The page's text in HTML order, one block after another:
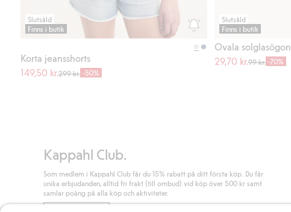
Slutsåld
Finns i butik
Korta jeansshorts
149,50 kr.299 kr. -50%
Slutsåld
Finns i butik
Ovala solglasögon
29,70 kr.99 kr. -70%
Kappahl Club.
Som medlem i Kappahl Club får du 15% rabatt på ditt första köp. Du får
unika erbjudanden, alltid fri frakt (till ombud) vid köp över 500 kr samt
samlar poäng på alla köp och aktiviteter.